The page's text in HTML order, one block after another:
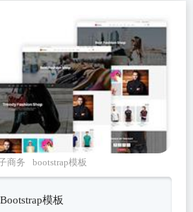
商务
bootstrap模板
模板